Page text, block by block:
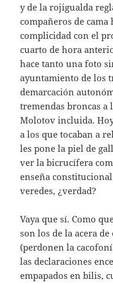
y de la rojigualda
compañeros de
complicidad con el
cuarto de hora
hace tanto una foto
ayuntamiento de los
demarcación
tremendas broncas
Molotov incluida.
a los que tocaban a
les pone la piel de
ver la bicrucífera
enseña
veredes, ¿verdad?
Vaya que sí. Como
son los de la acera
(perdonen la
las declaraciones
empapados en bilis,